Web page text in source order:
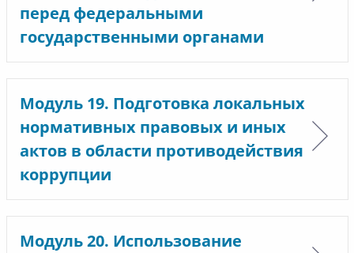
перед федеральными
государственными органами
Модуль 19. Подготовка локальных
нормативных правовых и иных
актов в области противодействия
коррупции
Модуль 20. Использование